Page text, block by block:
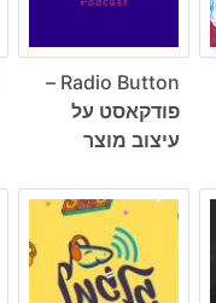
Radio Button –
פודקאסט על
עיצוב מוצר